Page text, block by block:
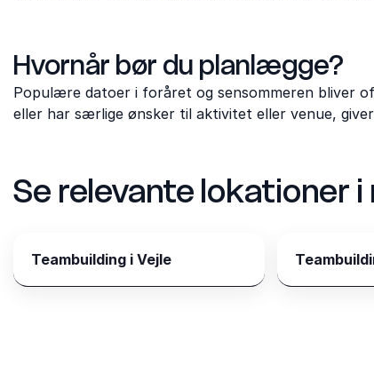
Hvornår bør du planlægge?
Populære datoer i foråret og sensommeren bliver
eller har særlige ønsker til aktivitet eller venue,
Se relevante lokationer
Teambuilding i Vejle